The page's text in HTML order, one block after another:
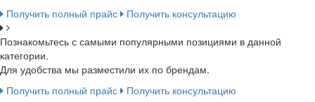
Получить полный прайс
Получить консультацию
Познакомьтесь с самыми популярными позициями в данной
категории.
Для удобства мы разместили их по брендам.
Получить полный прайс
Получить консультацию